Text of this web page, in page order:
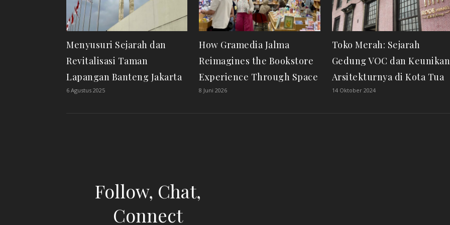
Menyusuri Sejarah dan
Revitalisasi Taman
Lapangan Banteng Jakarta
6 Agustus 2025
How Gramedia Jalma
Reimagines the Bookstore
Experience Through Space
8 Juni 2026
Toko Merah: Sejarah
Gedung VOC dan Keunikan
Arsitekturnya di Kota Tua
14 Oktober 2024
Follow, Chat,
Connect